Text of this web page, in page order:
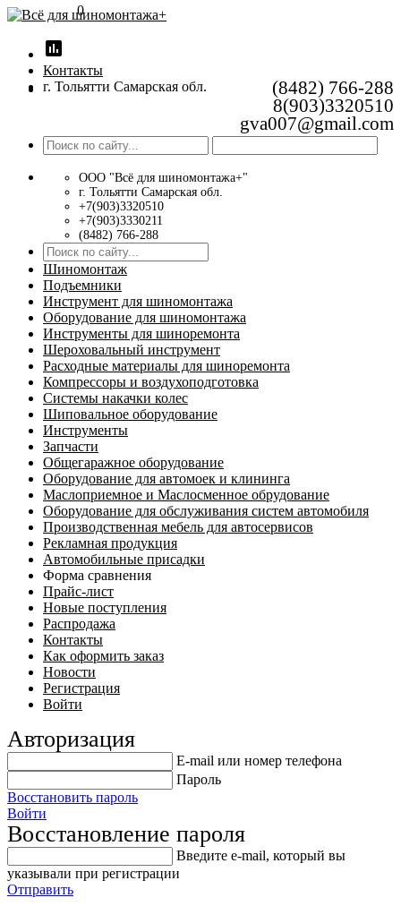
insert_chart
0
Контакты
г. Тольятти Самарская обл.
(8482) 766-288
8(903)3320510
gva007@gmail.com
ООО "Всё для шиномонтажа+"
г. Тольятти Самарская обл.
+7(903)3320510
+7(903)3330211
(8482) 766-288
Шиномонтаж
Подъемники
Инструмент для шиномонтажа
Оборудование для шиномонтажа
Инструменты для шиноремонта
Шероховальный инструмент
Расходные материалы для шиноремонта
Компрессоры и воздухоподготовка
Системы накачки колес
Шиповальное оборудование
Инструменты
Запчасти
Общегаражное оборудование
Оборудование для автомоек и клининга
Маслоприемное и Маслосменное обрудование
Оборудование для обслуживания систем автомобиля
Производственная мебель для автосервисов
Рекламная продукция
Автомобильные присадки
Форма сравнения
Прайс-лист
Новые поступления
Распродажа
Контакты
Как оформить заказ
Новости
Регистрация
Войти
Авторизация
E-mail или номер телефона
Пароль
Восстановить пароль
Войти
Восстановление пароля
Введите е-mail, который вы
указывали при регистрации
Отправить